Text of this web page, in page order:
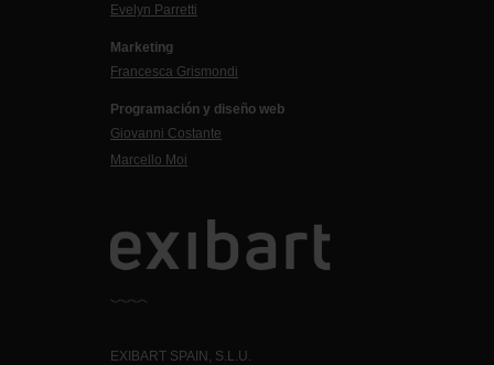
Evelyn Parretti
Marketing
Francesca Grismondi
Programación y diseño web
Giovanni Costante
Marcello Moi
EXIBART SPAIN, S.L.U.